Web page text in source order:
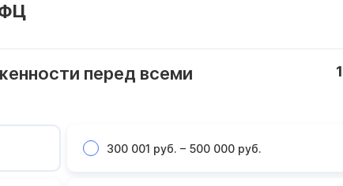
перед всеми
300 001 руб. – 500 000 руб.
1